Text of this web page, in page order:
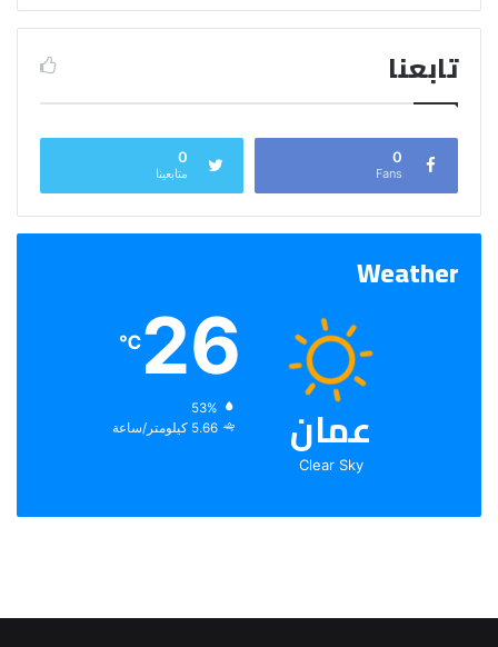
تابعنا
0
Fans
0
متابعينا
Weather
عمان
Clear Sky
26
℃
الرطوبة:
الرياح:5.66 كيلومتر/ساعة